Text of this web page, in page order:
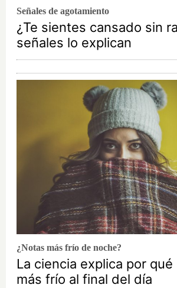
Señales de agotamiento
¿Te sientes cansado sin
señales lo explican
¿Notas más frío de noche?
La ciencia explica por
más frío al final del día